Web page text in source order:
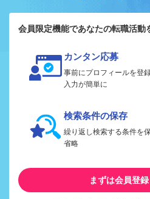
会員限定機能であなたの転職活動
カンタン応募
事前にプロフィールを登
入力が簡単に
検索条件の保存
繰り返し検索する条件を
省略
まずは会員登録